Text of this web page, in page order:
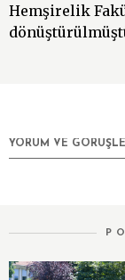
Hemşirelik